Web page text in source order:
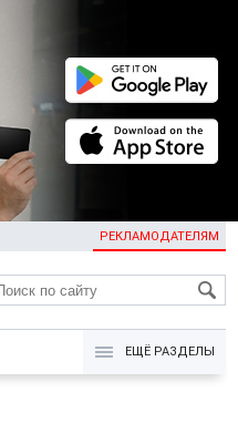
РЕКЛАМОДАТЕЛЯМ
KG
ЕЩЁ РАЗДЕЛЫ